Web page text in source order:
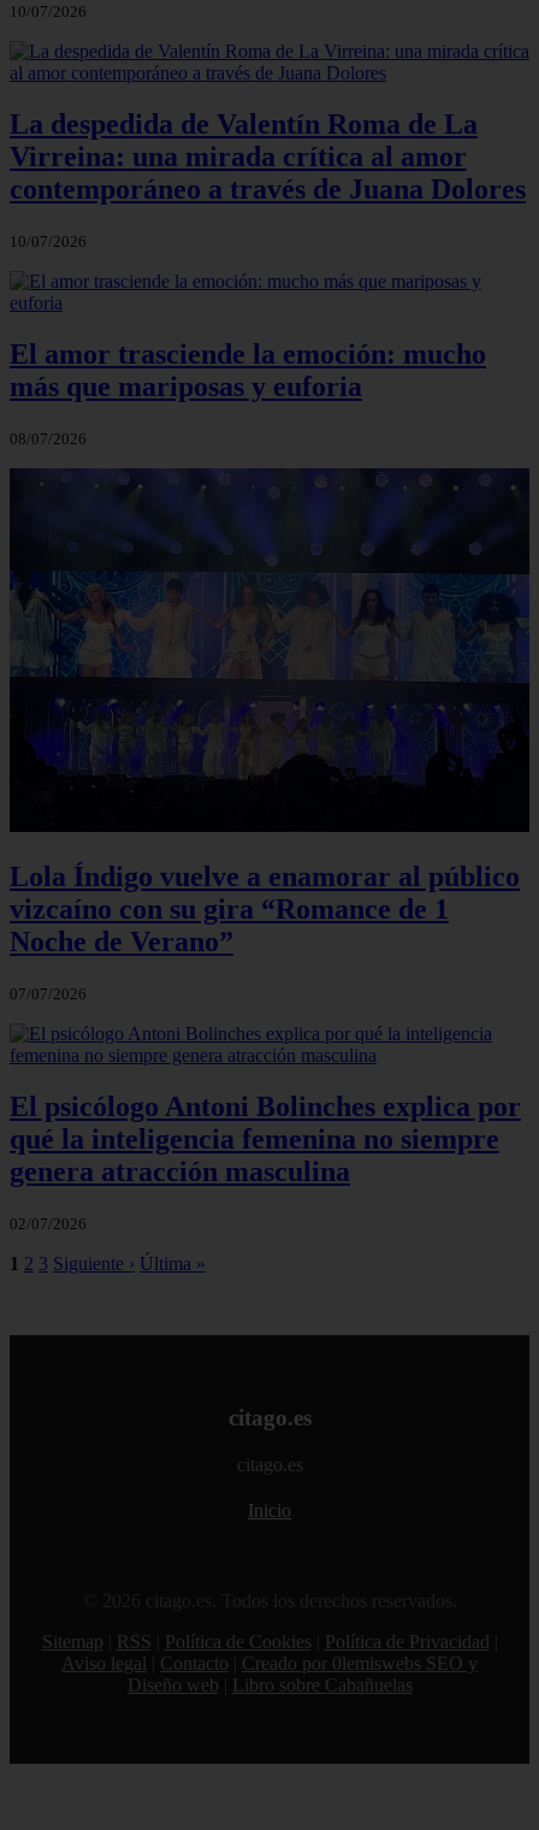
10/07/2026
La despedida de Valentín Roma de La
Virreina: una mirada crítica al amor
contemporáneo a través de Juana Dolores
10/07/2026
El amor trasciende la emoción: mucho
más que mariposas y euforia
08/07/2026
Lola Índigo vuelve a enamorar al público
vizcaíno con su gira “Romance de 1
Noche de Verano”
07/07/2026
El psicólogo Antoni Bolinches explica por
qué la inteligencia femenina no siempre
genera atracción masculina
02/07/2026
1 2 3 Siguiente › Última »
citago.es
citago.es
Inicio
© 2026 citago.es. Todos los derechos reservados.
Sitemap
RSS Política de Cookies Política de Privacidad
Aviso legal
Contacto
Creado por 0lemiswebs SEO y
Diseño web
Libro sobre Cabañuelas